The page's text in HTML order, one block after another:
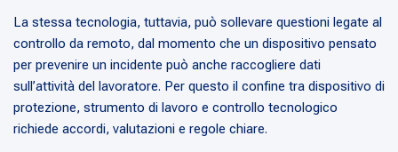
La stessa tecnologia, tuttavia, può sollevare questioni legate al
controllo da remoto, dal momento che un dispositivo pensato
per prevenire un incidente può anche raccogliere dati
sull’attività del lavoratore. Per questo il confine tra dispositivo di
protezione, strumento di lavoro e controllo tecnologico
richiede accordi, valutazioni e regole chiare.